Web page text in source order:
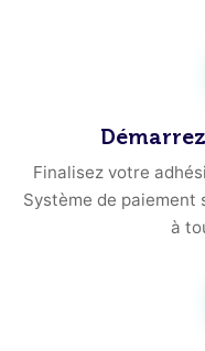
Finalisez votre
Système de
à